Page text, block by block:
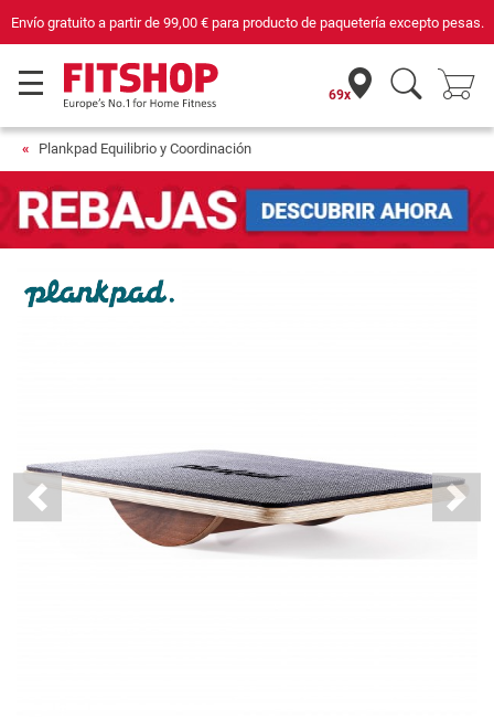
pesas. Compra con seguridad en Fitshop, comercio con sello de
69x
Plankpad Equilibrio y Coordinación
Previous Next